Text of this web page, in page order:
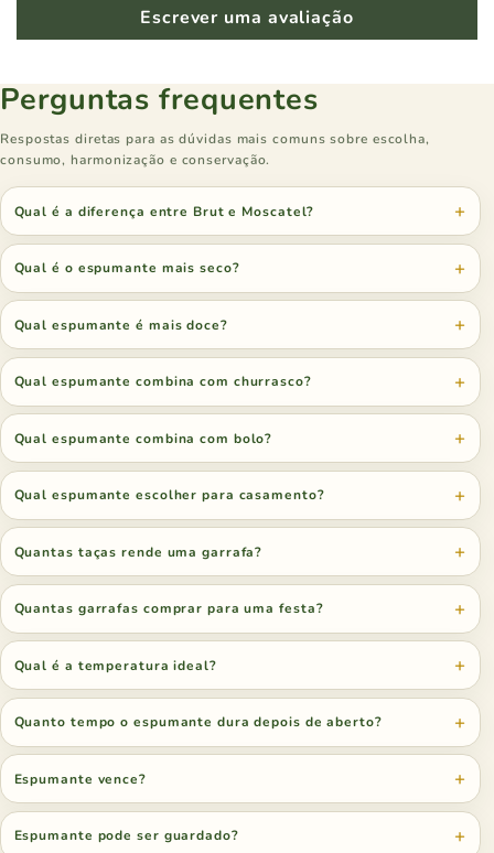
Escrever uma avaliação
Perguntas frequentes
Respostas diretas para as dúvidas mais comuns sobre escolha,
consumo, harmonização e conservação.
Qual é a diferença entre Brut e Moscatel?
Qual é o espumante mais seco?
Qual espumante é mais doce?
Qual espumante combina com churrasco?
Qual espumante combina com bolo?
Qual espumante escolher para casamento?
Quantas taças rende uma garrafa?
Quantas garrafas comprar para uma festa?
Qual é a temperatura ideal?
Quanto tempo o espumante dura depois de aberto?
Espumante vence?
Espumante pode ser guardado?